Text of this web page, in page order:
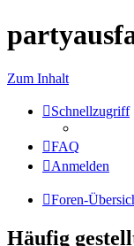
Zum Inhalt
Schnellzugriff
FAQ
Anmelden
Foren-
Häufig